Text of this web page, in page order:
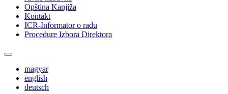
Opština Kanjiža
Kontakt
ICR-Informator o radu
Procedure Izbora Direktora
magyar
english
deutsch